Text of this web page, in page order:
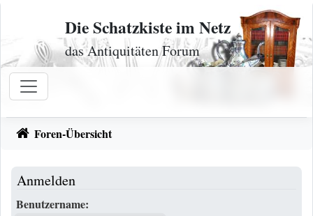
Zum Inhalt
Die Schatzkiste im Netz
das Antiquitäten Forum
Foren-Übersicht
Anmelden
Benutzername: